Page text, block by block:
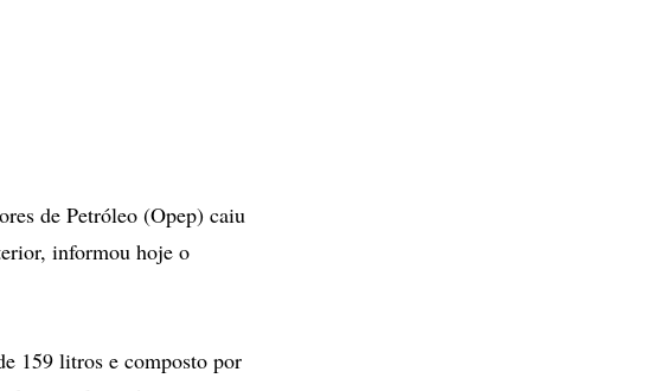
de Petróleo (Opep) caiu
informou hoje o
159 litros e composto por